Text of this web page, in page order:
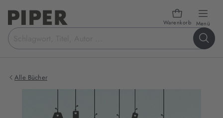
Warenkorb Menü
Suchbegriff
eingeben
Alle Bücher